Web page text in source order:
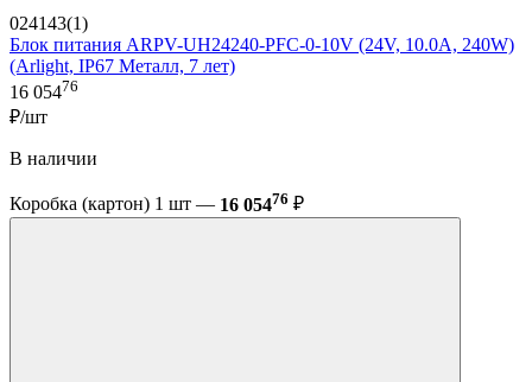
024143(1)
Блок питания ARPV-UH24240-PFC-0-10V (24V, 10.0A, 240W)
(Arlight, IP67 Металл, 7 лет)
16 05476
₽/шт
В наличии
Коробка (картон) 1 шт — 16 05476 ₽